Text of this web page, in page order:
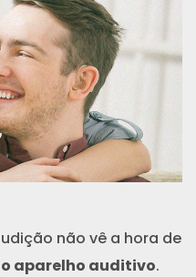
não vê a hora de
aparelho auditivo.